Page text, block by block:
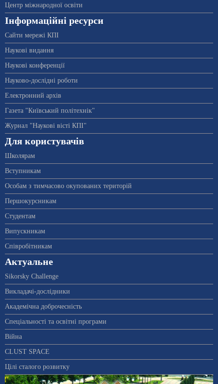
Центр міжнародної освіти
Інформаційні ресурси
Сайти мережі КПІ
Наукові видання
Наукові конференції
Науково-дослідні роботи
Електронний архів
Газета "Київський політехнік"
Журнал "Наукові вісті КПІ"
Для користувачів
Школярам
Вступникам
Особам з тимчасово окупованих територій
Першокурсникам
Студентам
Випускникам
Співробітникам
Актуальне
Sikorsky Challenge
Викладачі-дослідники
Академічна доброчесність
Спеціальності та освітні програми
Війна
CLUST SPACE
Цілі сталого розвитку